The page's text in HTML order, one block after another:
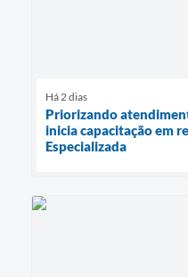
Há 2 dias
Priorizando
inicia capacitação em
Especializada